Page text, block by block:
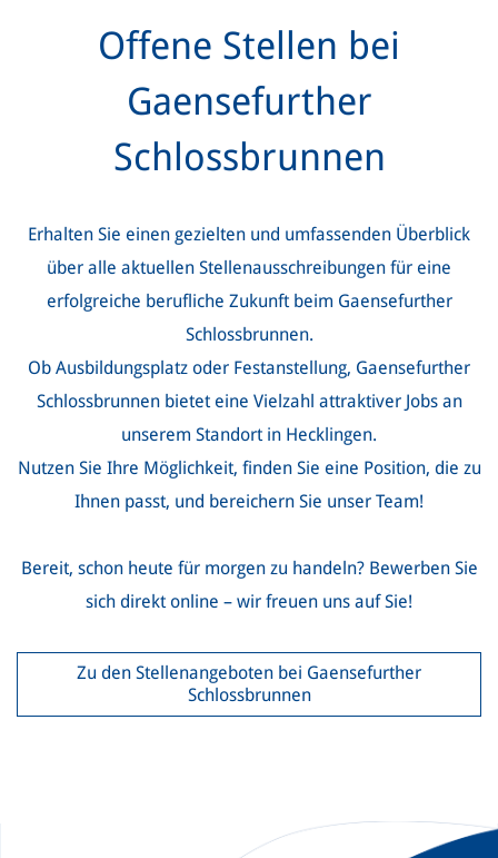
Offene Stellen bei
Gaensefurther
Schlossbrunnen
Erhalten Sie einen gezielten und umfassenden Überblick
über alle aktuellen Stellenausschreibungen für eine
erfolgreiche berufliche Zukunft beim Gaensefurther
Schlossbrunnen.
Ob Ausbildungsplatz oder Festanstellung, Gaensefurther
Schlossbrunnen bietet eine Vielzahl attraktiver Jobs an
unserem Standort in Hecklingen.
Nutzen Sie Ihre Möglichkeit, finden Sie eine Position, die zu
Ihnen passt, und bereichern Sie unser Team!
Bereit, schon heute für morgen zu handeln? Bewerben Sie
sich direkt online – wir freuen uns auf Sie!
Zu den Stellenangeboten bei Gaensefurther
Schlossbrunnen